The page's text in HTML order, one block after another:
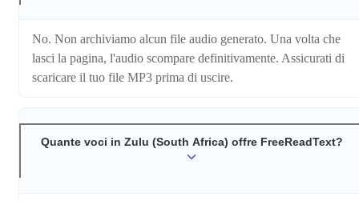
No. Non archiviamo alcun file audio generato. Una volta che
lasci la pagina, l'audio scompare definitivamente. Assicurati di
scaricare il tuo file MP3 prima di uscire.
Quante voci in Zulu (South Africa) offre FreeReadText?